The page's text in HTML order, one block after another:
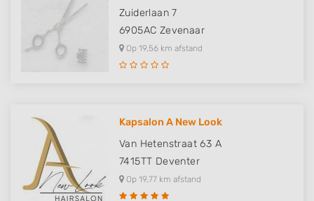
Zuiderlaan 7
6905AC Zevenaar
Op 19,56 km afstand
Kapsalon A New Look
Van Hetenstraat 63 A
7415TT Deventer
Op 19,77 km afstand
Non-IAB processing purposes:
Necessary
Performance
Advertising